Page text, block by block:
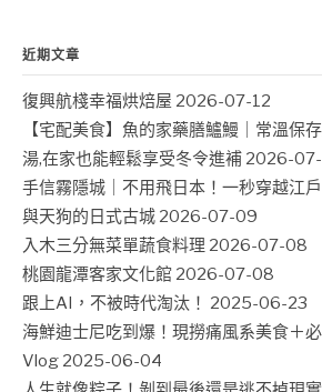
近期文章
復興航棧幸福烘焙屋 2026-07-12
【宅配美食】魚的家藥膳鱸鰻｜常溫保
湯,在家也能輕鬆享受冬令進補 2026-
手信霧隱城｜不用飛日本！一秒穿越江
與天狗的日式古城 2026-07-09
入木三分無菜單蔬食料理 2026-07-08
桃園龍潭客家文化館 2026-07-08
跟上AI，不被時代淘汰！ 2025-06-23
海鮮迪士尼吃到爆！現撈痛風系美食＋
Vlog 2025-06-04